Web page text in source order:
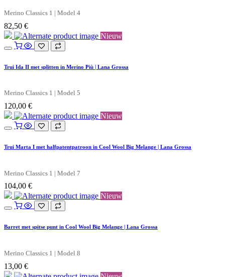
Merino Classics 1 | Model 4
82,50 €
Nieuw
Trui Ida II met splitten in Merino Più | Lana Grossa
Merino Classics 1 | Model 5
120,00 €
Nieuw
Trui Marta I met halfpatentpatroon in Cool Wool Big Melange | Lana Grossa
Merino Classics 1 | Model 7
104,00 €
Nieuw
Barret met spitse punt in Cool Wool Big Melange | Lana Grossa
Merino Classics 1 | Model 8
13,00 €